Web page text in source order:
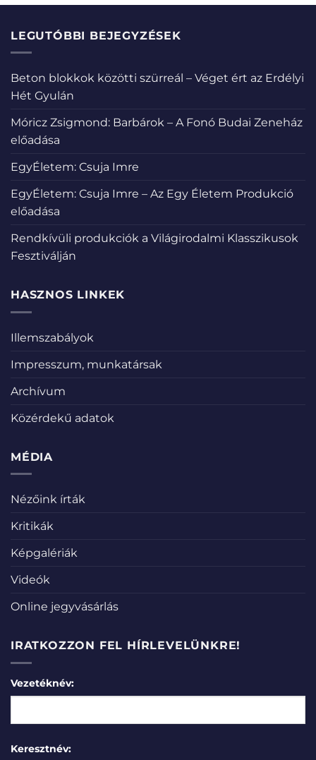
LEGUTÓBBI BEJEGYZÉSEK
Beton blokkok közötti szürreál – Véget ért az Erdélyi
Hét Gyulán
Móricz Zsigmond: Barbárok – A Fonó Budai Zeneház
előadása
EgyÉletem: Csuja Imre
EgyÉletem: Csuja Imre – Az Egy Életem Produkció
előadása
Rendkívüli produkciók a Világirodalmi Klasszikusok
Fesztiválján
HASZNOS LINKEK
Illemszabályok
Impresszum, munkatársak
Archívum
Közérdekű adatok
MÉDIA
Nézőink írták
Kritikák
Képgalériák
Videók
Online jegyvásárlás
IRATKOZZON FEL HÍRLEVELÜNKRE!
Vezetéknév:
Keresztnév: